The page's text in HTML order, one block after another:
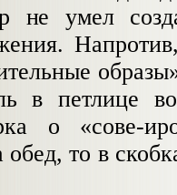
не умел
в петлице
о «сове-
обед, то в